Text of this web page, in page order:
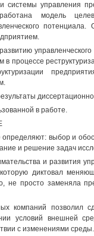
системы управления
модель
процессе
в работе.
выбор и
и решение задач
и развития
диктовал
не просто заменяла
компаний позволил
условий внешней
с изменениями среды.